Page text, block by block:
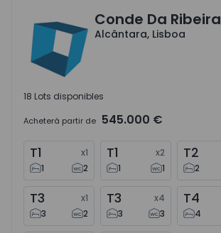
Alcântara, LisboaConde Da Ribeira
Alcântara, Lisboa
18 Lots disponibles
Acheterà partir de 545.000 €
T1 x1
1
2
T1 x2
1
1
T2
2
T3 x1
3
2
T3 x4
3
3
T4
4